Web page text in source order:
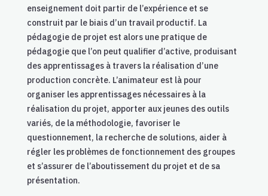
enseignement doit partir de l’expérience et se
construit par le biais d’un travail productif. La
pédagogie de projet est alors une pratique de
pédagogie que l’on peut qualifier d’active, produisant
des apprentissages à travers la réalisation d’une
production concrète. L’animateur est là pour
organiser les apprentissages nécessaires à la
réalisation du projet, apporter aux jeunes des outils
variés, de la méthodologie, favoriser le
questionnement, la recherche de solutions, aider à
régler les problèmes de fonctionnement des groupes
et s’assurer de l’aboutissement du projet et de sa
présentation.